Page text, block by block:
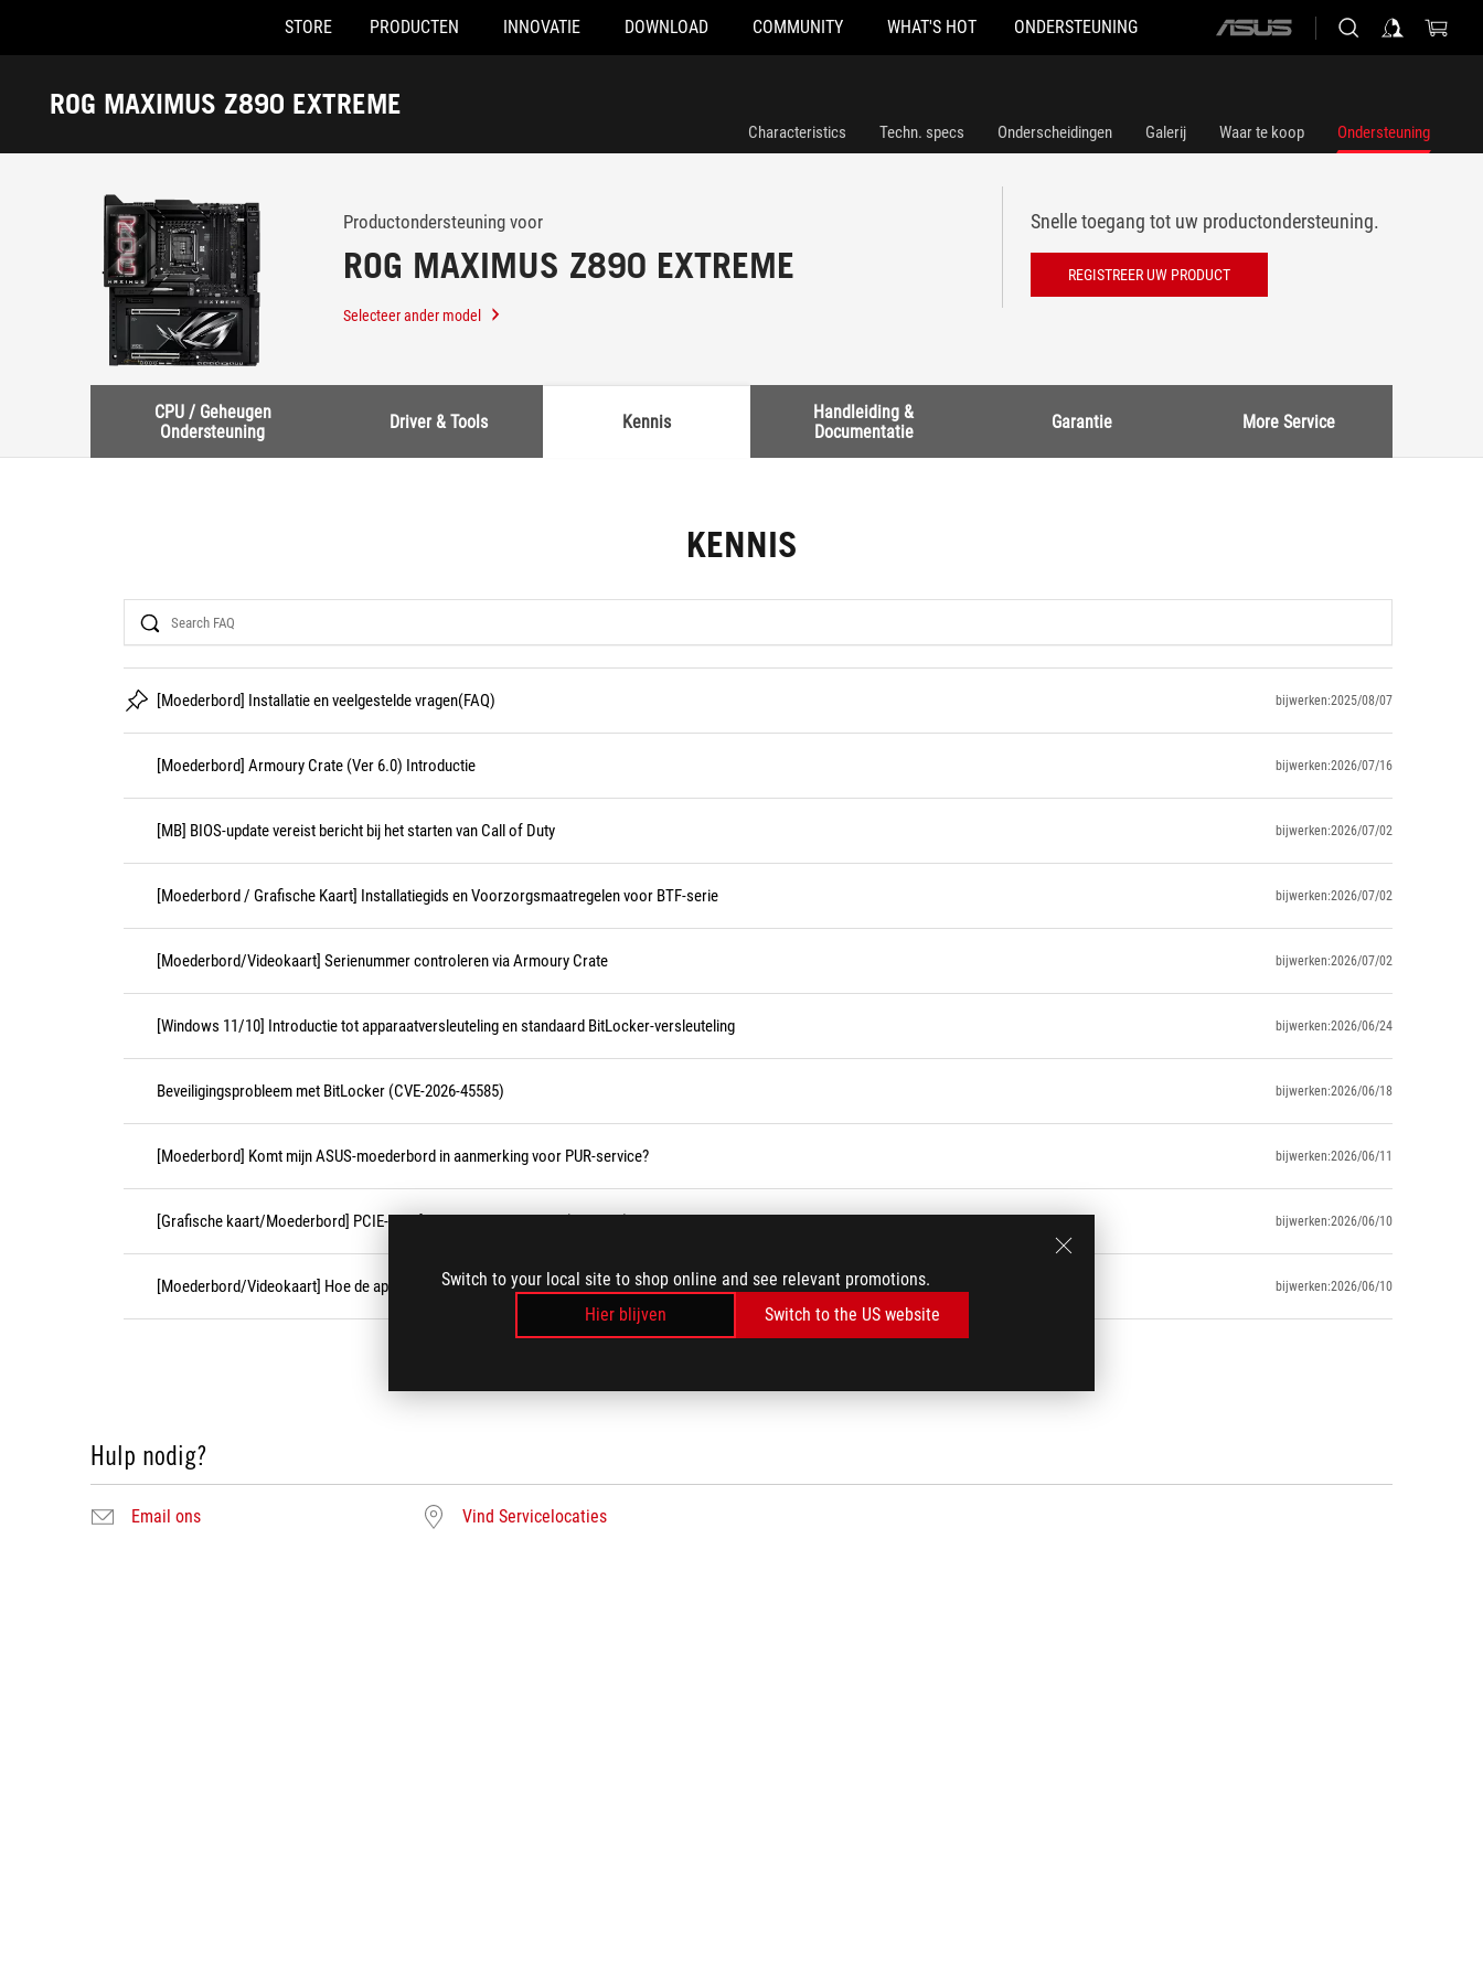
Switch to your local site to shop online and see relevant promotions.
Hier blijven
Switch to the US website
Accessibility links
STORE PRODUCTEN INNOVATIE DOWNLOAD COMMUNITY WHAT'S HOT ONDERSTEUNING
ASUS
ROG MAXIMUS Z890 EXTREME
Ondersteuning
Characteristics Techn. specs Onderscheidingen Galerij Waar te koop Ondersteuning
Productondersteuning voor
ROG MAXIMUS Z890 EXTREME
Selecteer ander model
Snelle toegang tot uw productondersteuning.
REGISTREER UW PRODUCT
CPU / Geheugen
Ondersteuning
Driver & Tools Kennis
Handleiding &
Documentatie
Garantie More Service
KENNIS
Search
[Moederbord] Installatie en veelgestelde vragen(FAQ) bijwerken:2025/08/07
[Moederbord] Armoury Crate (Ver 6.0) Introductie bijwerken:2026/07/16
[MB] BIOS-update vereist bericht bij het starten van Call of Duty bijwerken:2026/07/02
[Moederbord / Grafische Kaart] Installatiegids en Voorzorgsmaatregelen voor BTF-serie bijwerken:2026/07/02
[Moederbord/Videokaart] Serienummer controleren via Armoury Crate bijwerken:2026/07/02
[Windows 11/10] Introductie tot apparaatversleuteling en standaard BitLocker-versleuteling bijwerken:2026/06/24
Beveiligingsprobleem met BitLocker (CVE-2026-45585) bijwerken:2026/06/18
[Moederbord] Komt mijn ASUS-moederbord in aanmerking voor PUR-service? bijwerken:2026/06/11
[Grafische kaart/Moederbord] PCIE-interface bedieningsmodus (snelheid) bevestigen bijwerken:2026/06/10
[Moederbord/Videokaart] Hoe de apparaat-informatie van het moederbord controleren met Dxdiag? bijwerken:2026/06/10
Hulp nodig?
Email ons Vind Servicelocaties